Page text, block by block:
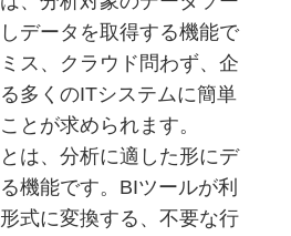
データを取得する機能で
ス、クラウド問わず、企
多くのITシステムに簡単
とが求められます。
は、分析に適した形にデ
機能です。BIツールが利
式に変換する、不要な行